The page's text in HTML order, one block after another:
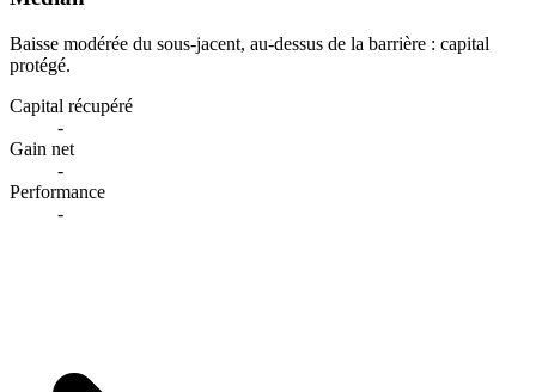
Baisse modérée du sous-jacent, au-dessus de la barrière : capital
protégé.
Capital récupéré
-
Gain net
-
Performance
-